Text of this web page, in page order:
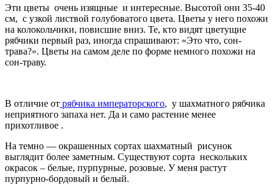
Эти цветы очень изящные и интересные. Высотой они 35-40
см, с узкой листвой голубоватого цвета. Цветы у него похожи
на колокольчики, повисшие вниз. Те, кто видят цветущие
рябчики первый раз, иногда спрашивают: «Это что, сон-
трава?». Цветы на самом деле по форме немного похожи на
сон-траву.
В отличие от рябчика императорского, у шахматного рябчика
неприятного запаха нет. Да и само растение менее
прихотливое .
На темно — окрашенных сортах шахматный рисунок
выглядит более заметным. Существуют сорта нескольких
окрасок – белые, пурпурные, розовые. У меня растут
пурпурно-бордовый и белый.